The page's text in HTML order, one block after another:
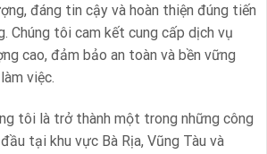
đáng tin cậy và hoàn thiện đúng tiến
Chúng tôi cam kết cung cấp dịch vụ
cao, đảm bảo an toàn và bền vững
việc.
tôi là trở thành một trong những công
tại khu vực Bà Rịa, Vũng Tàu và